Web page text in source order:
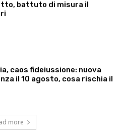
battuto di misura il
caos fideiussione: nuova
il 10 agosto, cosa rischia il
more